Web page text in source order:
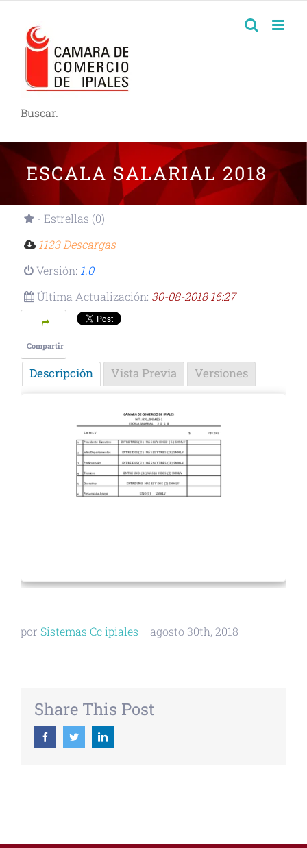
Buscar.
ESCALA SALARIAL 2018
- Estrellas (0)
1123 Descargas
Versión: 1.0
Última Actualización: 30-08-2018 16:27
Compartir
Descripción Vista Previa Versiones
por Sistemas Cc ipiales | agosto 30th, 2018
Share This Post
FacebookTwitterLinkedin